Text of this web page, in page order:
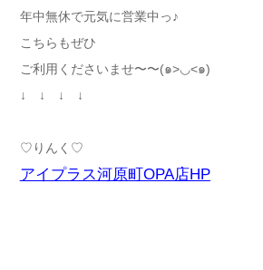
年中無休で元気に営業中っ♪
こちらもぜひ
ご利用くださいませ〜〜(๑>◡<๑)
↓ ↓ ↓ ↓
♡りんく♡
アイプラス河原町OPA店HP